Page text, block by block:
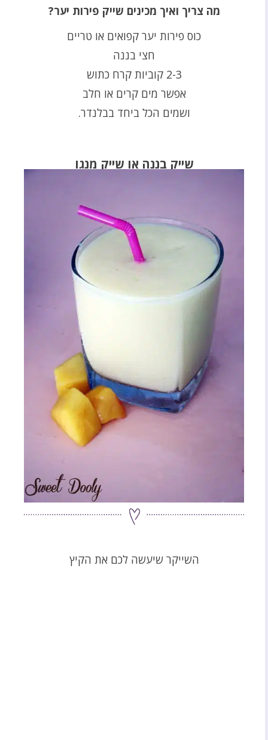
מה צריך ואיך מכינים שייק פירות יער?
כוס פירות יער קפואים או טריים
חצי בננה
2-3 קוביות קרח כתוש
אפשר מים קרים או חלב
ושמים הכל ביחד בבלנדר.
שייק בננה או שייק מנגו
השייקר שיעשה לכם את הקיץ